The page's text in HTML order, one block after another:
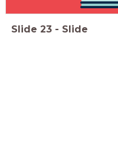
Slide 23 - Slide